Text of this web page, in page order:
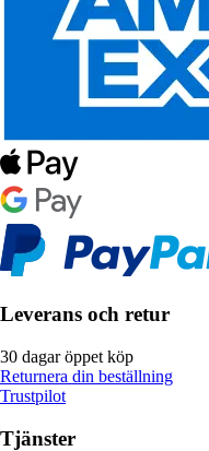
Leverans och retur
30 dagar öppet köp
Returnera din beställning
Trustpilot
Tjänster